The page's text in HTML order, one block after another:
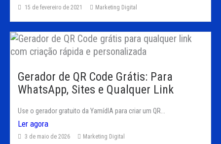
15 de fevereiro de 2021 Marketing Digital
Gerador de QR Code Grátis: Para
WhatsApp, Sites e Qualquer Link
Use o gerador gratuito da YamídIA para criar um QR...
Ler agora
3 de maio de 2026 Marketing Digital